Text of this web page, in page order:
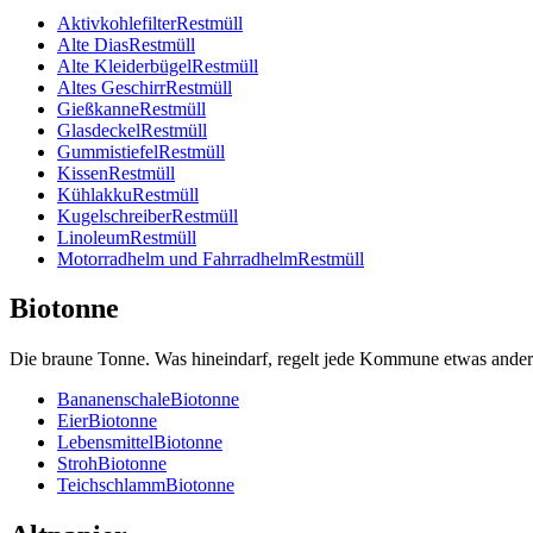
AktivkohlefilterRestmüll
Alte DiasRestmüll
Alte KleiderbügelRestmüll
Altes GeschirrRestmüll
GießkanneRestmüll
GlasdeckelRestmüll
GummistiefelRestmüll
KissenRestmüll
KühlakkuRestmüll
KugelschreiberRestmüll
LinoleumRestmüll
Motorradhelm und FahrradhelmRestmüll
Biotonne
Die braune Tonne. Was hineindarf, regelt jede Kommune etwas
BananenschaleBiotonne
EierBiotonne
LebensmittelBiotonne
StrohBiotonne
TeichschlammBiotonne